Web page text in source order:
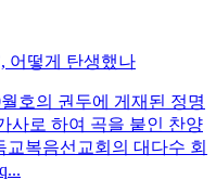
어떻게 탄생했나
호의 권두에 게재된 정명
사로 하여 곡을 붙인 찬양
복음선교회의 대다수 회